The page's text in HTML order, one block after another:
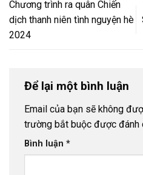
Chương trình ra quân Chiến
dịch thanh niên tình nguyện hè
2024
Để lại một bình luận
Email của bạn sẽ không
trường bắt buộc được đánh
Bình luận *